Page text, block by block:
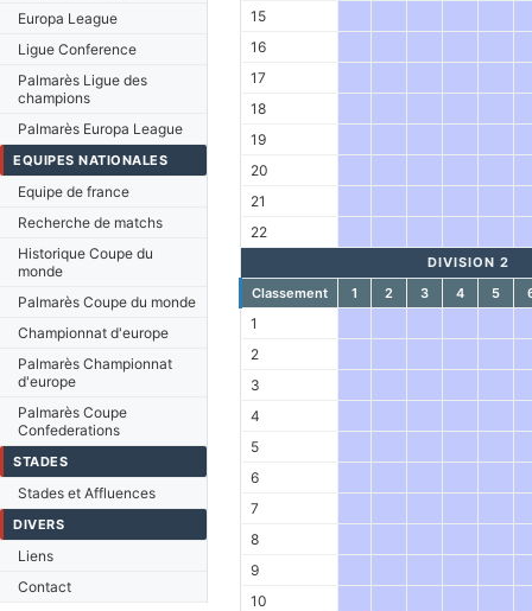
Europa League
Ligue Conference
Palmarès Ligue des
champions
Palmarès Europa League
EQUIPES NATIONALES
Equipe de france
Recherche de matchs
Historique Coupe du
monde
Palmarès Coupe du monde
Championnat d'europe
Palmarès Championnat
d'europe
Palmarès Coupe
Confederations
STADES
Stades et Affluences
DIVERS
Liens
Contact
15
16
17
18
19
20
21
22
DIVISION 2
Classement
1 2 3 4 5
1
2
3
4
5
6
7
8
9
10